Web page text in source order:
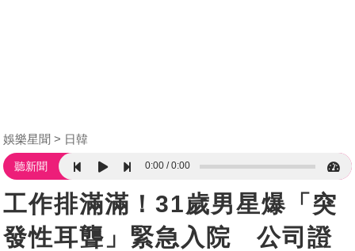
娛樂星聞 日韓
聽新聞 0:00 0:00
工作排滿滿！31歲男星爆「突
發性耳聾」緊急入院 公司證